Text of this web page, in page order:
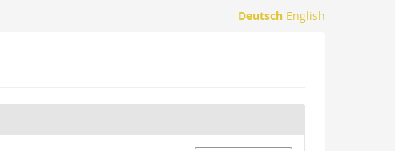
Deutsch English